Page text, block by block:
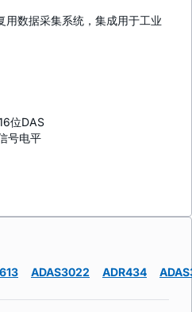
数据采集系统，集成用于工业
位DAS
号电平
ADAS3022 ADR434